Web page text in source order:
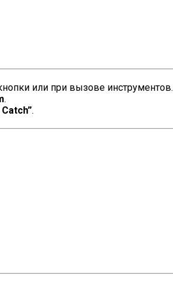
или при вызове инструментов.
.
.